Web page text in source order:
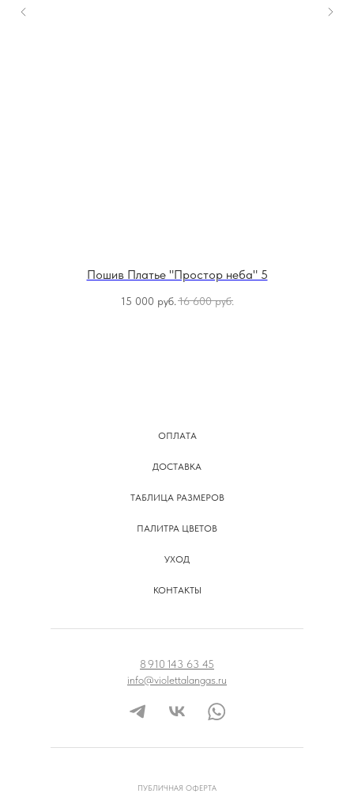
Пошив Платье "Простор неба" 5
15 000 руб.16 600 руб.
ОПЛАТА
ДОСТАВКА
ТАБЛИЦА РАЗМЕРОВ
ПАЛИТРА ЦВЕТОВ
УХОД
КОНТАКТЫ
8 910 143 63 45
info@violettalangas.ru
ПУБЛИЧНАЯ ОФЕРТА